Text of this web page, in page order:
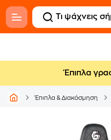
Έπιπλα
Έπιπλα & Διακόσμηση